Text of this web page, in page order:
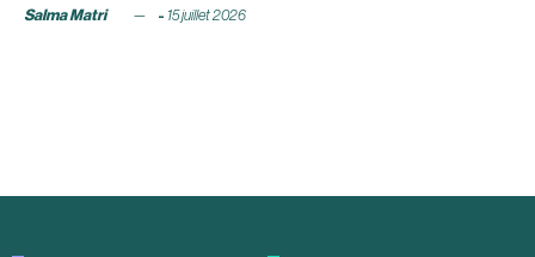
Salma Matri 15 juillet 2026